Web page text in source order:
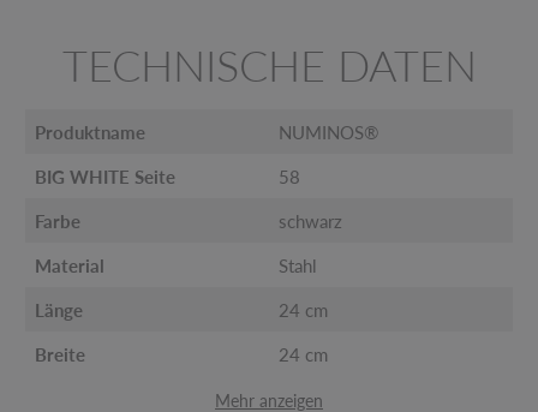
TECHNISCHE DATEN
Produktname NUMINOS®
BIG WHITE Seite 58
Farbe schwarz
Material Stahl
Länge 24 cm
Breite 24 cm
Mehr anzeigen